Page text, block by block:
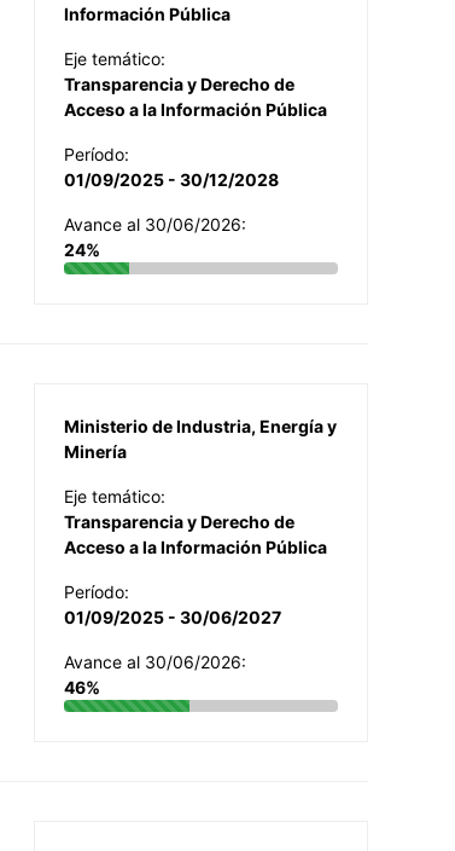
Información Pública
Eje temático:
Transparencia y Derecho de
Acceso a la Información Pública
Período:
01/09/2025 - 30/12/2028
Avance al 30/06/2026:
24%
Ministerio de Industria, Energía y
Minería
Eje temático:
Transparencia y Derecho de
Acceso a la Información Pública
Período:
01/09/2025 - 30/06/2027
Avance al 30/06/2026:
46%